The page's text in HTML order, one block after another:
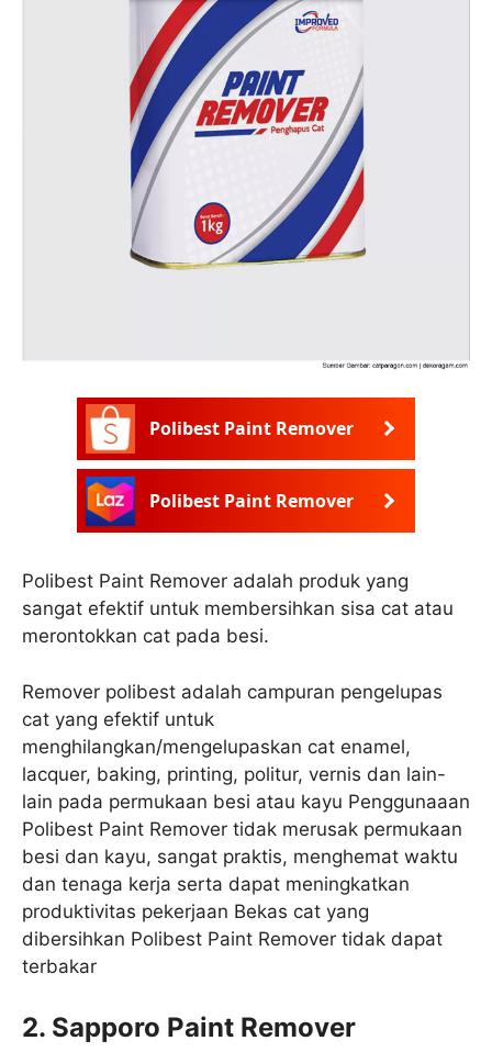
Polibest Paint Remover
Polibest Paint Remover
Polibest Paint Remover adalah produk yang
sangat efektif untuk membersihkan sisa cat atau
merontokkan cat pada besi.
Remover polibest adalah campuran pengelupas
cat yang efektif untuk
menghilangkan/mengelupaskan cat enamel,
lacquer, baking, printing, politur, vernis dan lain-
lain pada permukaan besi atau kayu Penggunaaan
Polibest Paint Remover tidak merusak permukaan
besi dan kayu, sangat praktis, menghemat waktu
dan tenaga kerja serta dapat meningkatkan
produktivitas pekerjaan Bekas cat yang
dibersihkan Polibest Paint Remover tidak dapat
terbakar
2. Sapporo Paint Remover